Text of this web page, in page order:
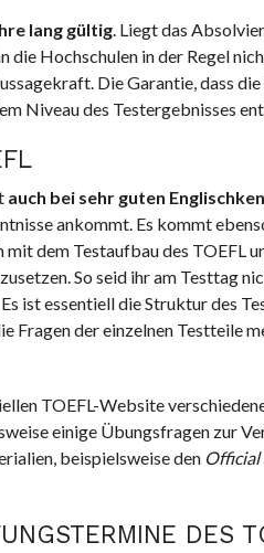
lang gültig. Liegt das
Hochschulen in der Regel
Die Garantie, dass
Niveau des Testergebnisses
auch bei sehr guten
ankommt. Es kommt
mit dem Testaufbau des TOEFL
So seid ihr am Testtag
ist essentiell die Struktur des
Fragen der einzelnen Testteile
TOEFL-Website
einige Übungsfragen zur
beispielsweise den Official
DES